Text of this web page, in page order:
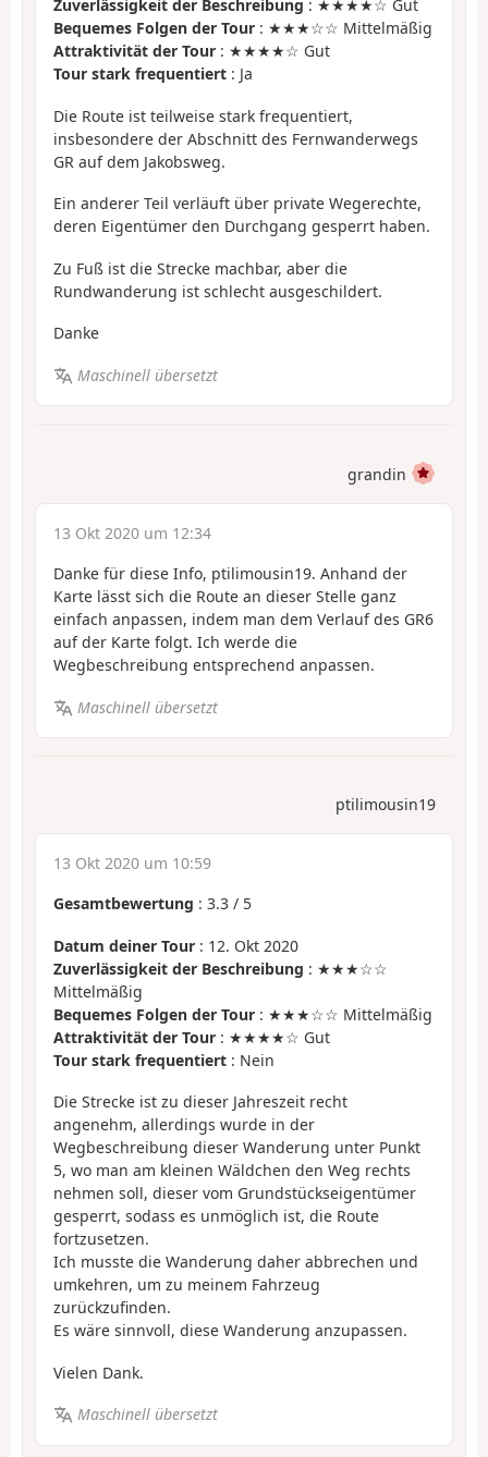
Zuverlässigkeit der Beschreibung : ★★★★☆ Gut
Bequemes Folgen der Tour : ★★★☆☆ Mittelmäßig
Attraktivität der Tour : ★★★★☆ Gut
Tour stark frequentiert : Ja
Die Route ist teilweise stark frequentiert,
insbesondere der Abschnitt des Fernwanderwegs
GR auf dem Jakobsweg.
Ein anderer Teil verläuft über private Wegerechte,
deren Eigentümer den Durchgang gesperrt haben.
Zu Fuß ist die Strecke machbar, aber die
Rundwanderung ist schlecht ausgeschildert.
Danke
Maschinell übersetzt
grandin
13 Okt 2020 um 12:34
Danke für diese Info, ptilimousin19. Anhand der
Karte lässt sich die Route an dieser Stelle ganz
einfach anpassen, indem man dem Verlauf des GR6
auf der Karte folgt. Ich werde die
Wegbeschreibung entsprechend anpassen.
Maschinell übersetzt
ptilimousin19
13 Okt 2020 um 10:59
Gesamtbewertung : 3.3 / 5
Datum deiner Tour : 12. Okt 2020
Zuverlässigkeit der Beschreibung : ★★★☆☆
Mittelmäßig
Bequemes Folgen der Tour : ★★★☆☆ Mittelmäßig
Attraktivität der Tour : ★★★★☆ Gut
Tour stark frequentiert : Nein
Die Strecke ist zu dieser Jahreszeit recht
angenehm, allerdings wurde in der
Wegbeschreibung dieser Wanderung unter Punkt
5, wo man am kleinen Wäldchen den Weg rechts
nehmen soll, dieser vom Grundstückseigentümer
gesperrt, sodass es unmöglich ist, die Route
fortzusetzen.
Ich musste die Wanderung daher abbrechen und
umkehren, um zu meinem Fahrzeug
zurückzufinden.
Es wäre sinnvoll, diese Wanderung anzupassen.
Vielen Dank.
Maschinell übersetzt